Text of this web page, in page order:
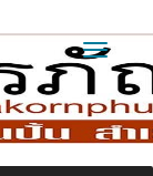
Toggle